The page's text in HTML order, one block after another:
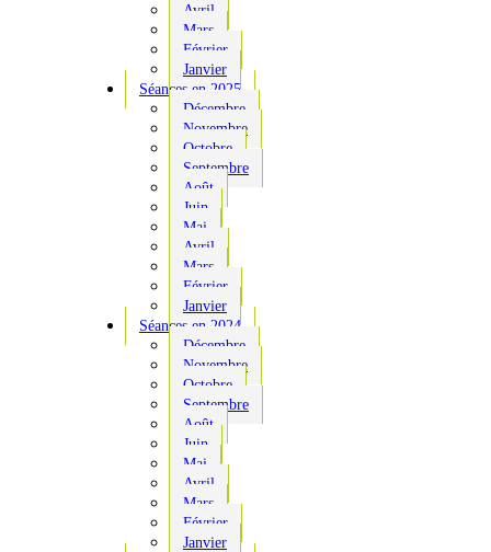
Avril
Mars
Février
Janvier
Séances en 2025
Décembre
Novembre
Octobre
Septembre
Août
Juin
Mai
Avril
Mars
Février
Janvier
Séances en 2024
Décembre
Novembre
Octobre
Septembre
Août
Juin
Mai
Avril
Mars
Février
Janvier